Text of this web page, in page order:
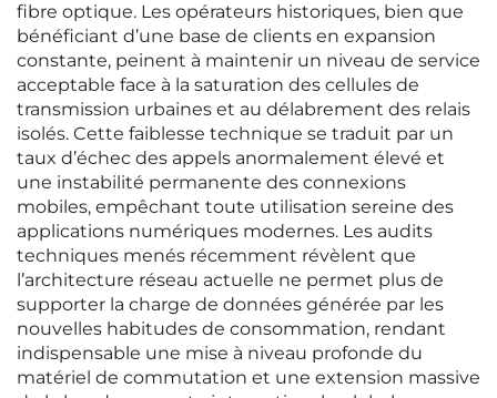
fibre optique. Les opérateurs historiques, bien que
bénéficiant d’une base de clients en expansion
constante, peinent à maintenir un niveau de service
acceptable face à la saturation des cellules de
transmission urbaines et au délabrement des relais
isolés. Cette faiblesse technique se traduit par un
taux d’échec des appels anormalement élevé et
une instabilité permanente des connexions
mobiles, empêchant toute utilisation sereine des
applications numériques modernes. Les audits
techniques menés récemment révèlent que
l’architecture réseau actuelle ne permet plus de
supporter la charge de données générée par les
nouvelles habitudes de consommation, rendant
indispensable une mise à niveau profonde du
matériel de commutation et une extension massive